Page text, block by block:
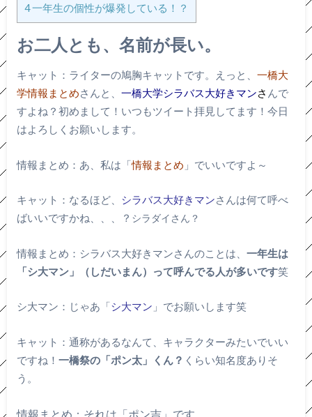
4一年生の個性が爆発している！？
お二人とも、名前が長い。
キャット：ライターの鳩胸キャットです。えっと、 一橋大
学情報まとめさんと、 一橋大学シラバス大好きマンさ んで
すよね？初めまして！いつもツイート拝見してます！今日
はよろしくお願いします。
情報まとめ：あ、私は「情報まとめ 」でいいですよ～
キャット：なるほど、 シラバス大好きマンさんは何て呼べ
ばいいですかね、、、？ シラダイさん？
情報まとめ：シラバス大好きマンさんのことは、 一年生は
「シ大マン」（しだいまん）って呼んでる人が多いです笑
シ大マン：じゃあ「シ大マン 」でお願いします笑
キャット：通称があるなんて、キャラクターみたいでいい
ですね！ 一橋祭の「ポン太」くん？ くらい知名度ありそ
う。
情報まとめ：それは「ポン吉」です。